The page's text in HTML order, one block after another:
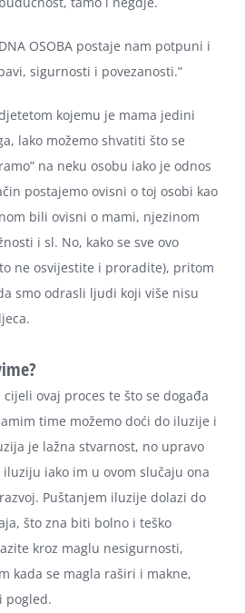
OSOBA postaje nam potpuni i
sigurnosti i povezanosti.”
kojemu je mama jedini
lako možemo shvatiti što se
na neku osobu iako je odnos
postajemo ovisni o toj osobi kao
bili ovisni o mami, njezinom
i sl. No, kako se sve ovo
ne osvijestite i proradite), pritom
smo odrasli ljudi koji više nisu
ovaj proces te što se događa
time možemo doći do iluzije i
je lažna stvarnost, no upravo
iako im u ovom slučaju ona
Puštanjem iluzije dolazi do
što zna biti bolno i teško
kroz maglu nesigurnosti,
kada se magla raširi i makne,
pogled.